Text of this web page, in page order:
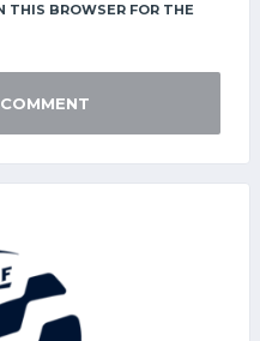
THIS BROWSER FOR THE